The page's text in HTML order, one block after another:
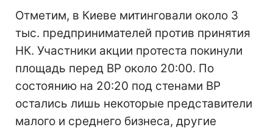
Отметим, в Киеве митинговали около 3
тыс. предпринимателей против принятия
НК. Участники акции протеста покинули
площадь перед ВР около 20:00. По
состоянию на 20:20 под стенами ВР
остались лишь некоторые представители
малого и среднего бизнеса, другие